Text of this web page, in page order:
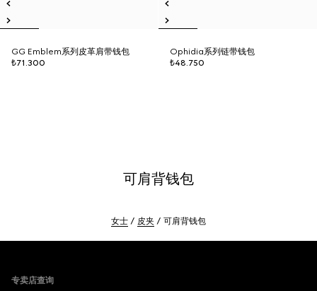
GG Emblem系列皮革肩带钱包
₺71.300
Ophidia系列链带钱包
₺48.750
可肩背钱包
女士 皮夹 可肩背钱包
专卖店查询